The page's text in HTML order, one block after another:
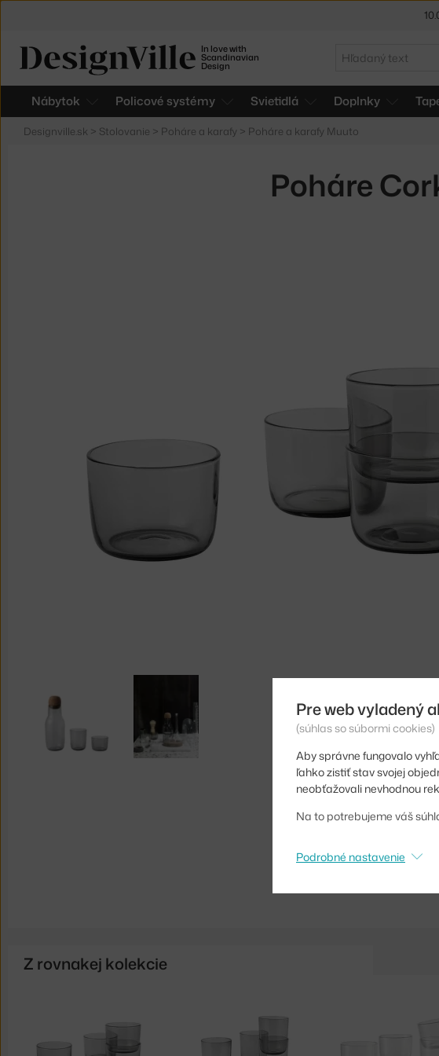
In love with
Scandinavian
Design
Hľadať
Nábytok Policové systémy Svietidlá Doplnky
Designville.sk > Stolovanie > Poháre a karafy > Poháre a karafy Muuto
Poháre
Z rovnakej kolekcie
Pre web vyladený
(súhlas so súbormi cookies)
Aby správne fungovalo
ľahko zistiť stav svojej
neobťažovali nevhodnou
Na to potrebujeme váš
Podrobné nastavenie